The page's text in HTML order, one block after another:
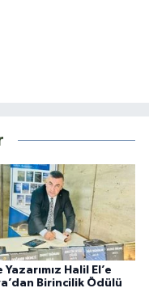
Yazarımız Halil El’e
Birincilik Ödülü